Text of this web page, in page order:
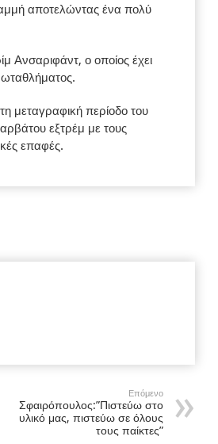
αποτελώντας ένα πολύ
Ανσαριφάντ, ο οποίος έχει
μεταγραφική περίοδο του
εξτρέμ με τους
επαφές.
Επόμενο
Σφαιρόπουλος:”Πιστεύω στο
υλικό μας, πιστεύω σε όλους
τους παίκτες”